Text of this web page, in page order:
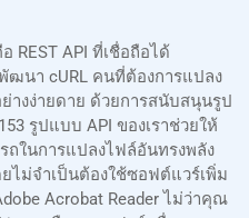
REST API ที่เชื่อถือได้
นา cURL คนที่ต้องการแปลง
ย่างง่ายดาย ด้วยการสนับสนุนรูป
รูปแบบ API ของเราช่วยให้
ในการแปลงไฟล์อันทรงพลัง
ม่จำเป็นต้องใช้ซอฟต์แวร์เพิ่ม
Acrobat Reader ไม่ว่าคุณ